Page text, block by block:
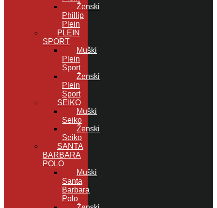
Ženski
Phillip
Plein
PLEIN
SPORT
Muški
Plein
Sport
Ženski
Plein
Sport
SEIKO
Muški
Seiko
Ženski
Seiko
SANTA
BARBARA
POLO
Muški
Santa
Barbara
Polo